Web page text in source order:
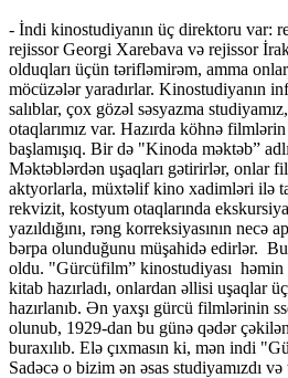
- İndi kinostudiyanın üç direktoru var:
rejissor Georgi Xarebava və rejissor
olduqları üçün tərifləmirəm, amma
möcüzələr yaradırlar. Kinostudiyanın
salıblar, çox gözəl səsyazma
otaqlarımız var. Hazırda köhnə
başlamışıq. Bir də "Kinoda məktəb”
Məktəblərdən uşaqları gətirirlər, onlar
aktyorlarla, müxtəlif kino xadimləri ilə
rekvizit, kostyum otaqlarında
yazıldığını, rəng korreksiyasının necə
bərpa olunduğunu müşahidə edirlər.
oldu. "Gürcüfilm” kinostudiyası həmin
kitab hazırladı, onlardan əllisi uşaqlar
hazırlanıb. Ən yaxşı gürcü filmlərinin
olunub, 1929-dan bu günə qədər
buraxılıb. Elə çıxmasın ki, mən indi
Sadəcə o bizim ən əsas studiyamızdı